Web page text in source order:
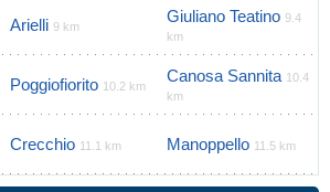
Arielli 9 km
Giuliano Teatino 9.4
km
Poggiofiorito 10.2 km
Canosa Sannita 10.4
km
Crecchio 11.1 km Manoppello 11.5 km